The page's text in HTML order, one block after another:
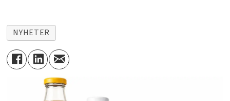
NYHETER